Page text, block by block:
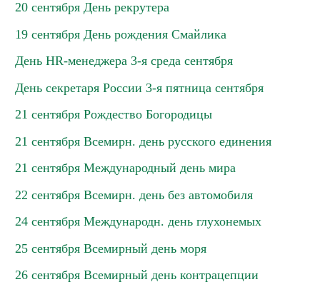
20 сентября День рекрутера
19 сентября День рождения Смайлика
День HR-менеджера 3-я среда сентября
День секретаря России 3-я пятница сентября
21 сентября Рождество Богородицы
21 сентября Всемирн. день русского единения
21 сентября Международный день мира
22 сентября Всемирн. день без автомобиля
24 сентября Международн. день глухонемых
25 сентября Всемирный день моря
26 сентября Всемирный день контрацепции